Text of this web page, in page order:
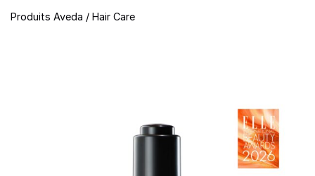
Produits Aveda / Hair Care